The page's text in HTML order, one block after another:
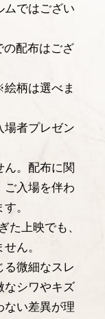
ではござい
配布はござ
柄は選べま
者プレゼン
。配布に関
ご入場を伴わ
。
た上映でも、
ん。
微細なスレ
なシワやキズ
ない差異が理